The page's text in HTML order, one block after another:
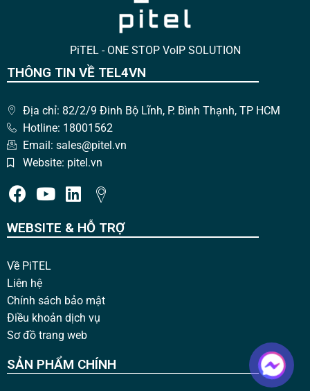
PiTEL - ONE STOP VoIP SOLUTION
THÔNG TIN VỀ TEL4VN
Địa chỉ: 82/2/9 Đinh Bộ Lĩnh, P. Bình Thạnh, TP HCM
Hotline: 18001562
Email: sales@pitel.vn
Website: pitel.vn
WEBSITE & HỖ TRỢ
Về PiTEL
Liên hệ
Chính sách bảo mật
Điều khoản dịch vụ
Sơ đồ trang web
SẢN PHẨM CHÍNH